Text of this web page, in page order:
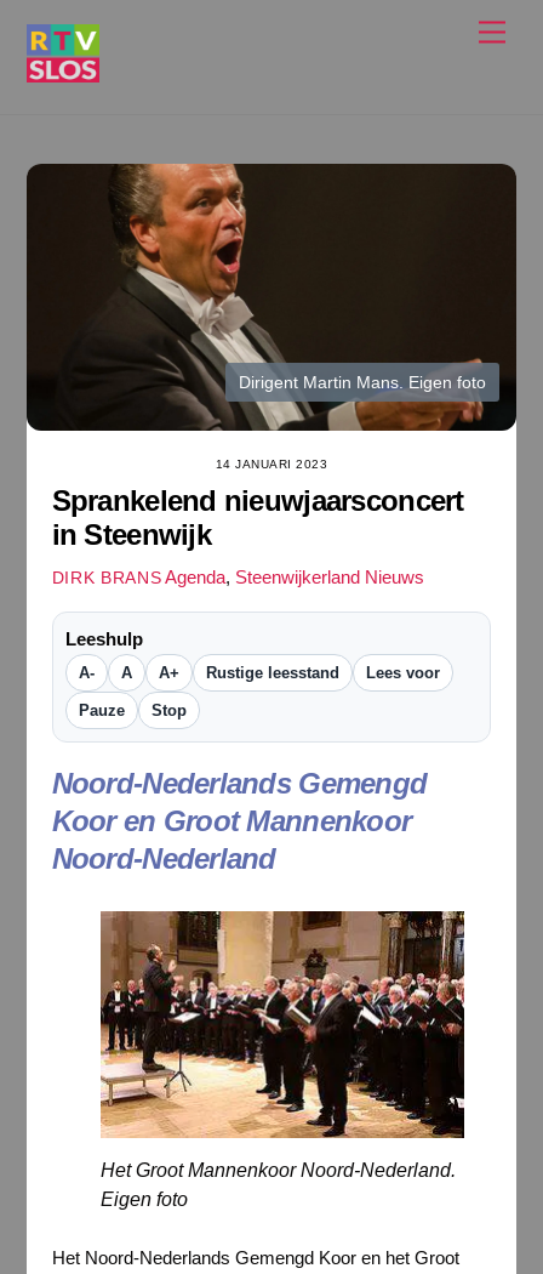
Dirigent Martin Mans. Eigen foto
14 JANUARI 2023
Sprankelend nieuwjaarsconcert
in Steenwijk
DIRK BRANS Agenda, Steenwijkerland Nieuws
Leeshulp
A- A A+ Rustige leesstand Lees voor
Pauze Stop
Noord-Nederlands Gemengd
Koor en Groot Mannenkoor
Noord-Nederland
Het Groot Mannenkoor Noord-Nederland.
Eigen foto
Het Noord-Nederlands Gemengd Koor en het Groot